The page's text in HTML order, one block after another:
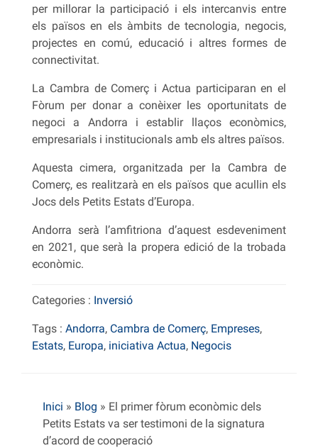
per millorar la participació i els intercanvis entre
els països en els àmbits de tecnologia, negocis,
projectes en comú, educació i altres formes de
connectivitat.
La Cambra de Comerç i Actua participaran en el
Fòrum per donar a conèixer les oportunitats de
negoci a Andorra i establir llaços econòmics,
empresarials i institucionals amb els altres països.
Aquesta cimera, organitzada per la Cambra de
Comerç, es realitzarà en els països que acullin els
Jocs dels Petits Estats d’Europa.
Andorra serà l’amfitriona d’aquest esdeveniment
en 2021, que serà la propera edició de la trobada
econòmic.
Categories : Inversió
Tags : Andorra, Cambra de Comerç, Empreses,
Estats, Europa, iniciativa Actua, Negocis
Inici » Blog » El primer fòrum econòmic dels
Petits Estats va ser testimoni de la signatura
d’acord de cooperació